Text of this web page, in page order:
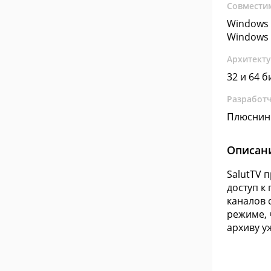
Windows
Windows
32 и 64
Плюснин
SalutTV
доступ
каналов
режиме,
архиву